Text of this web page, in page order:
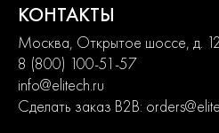
Где купить Шлифмашина
аккумуляторная ELITECH HD
мм, без АКБ и ЗУ
КОНТАКТЫ
Москва, Открытое шоссе, д.
8 (800) 100-51-57
info@elitech.ru
Сделать заказ B2B: